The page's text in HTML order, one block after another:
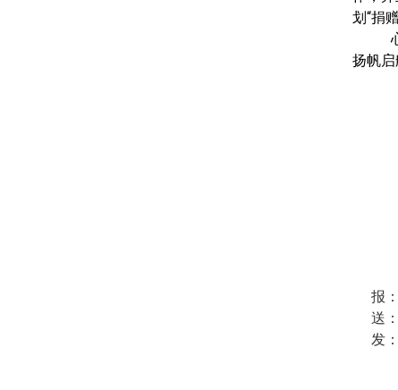
划“捐
扬帆启
报
送
发